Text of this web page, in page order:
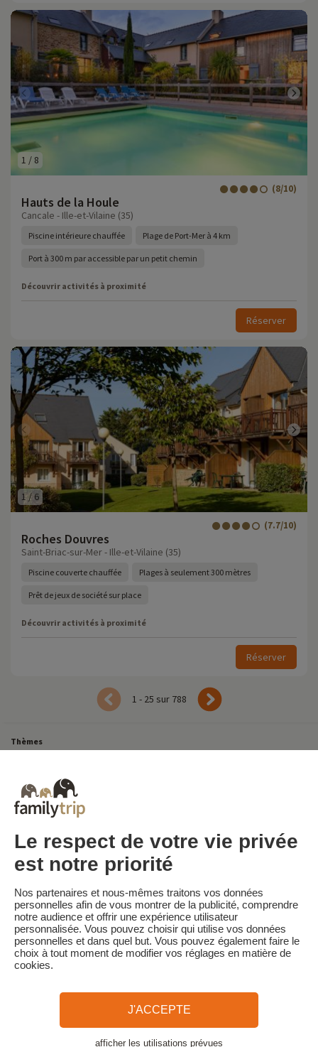
1 / 8
Hauts de la Houle
(8/10)
Cancale - Ille-et-Vilaine (35)
Piscine intérieure chauffée Plage de Port-Mer à 4 km
Port à 300 m par accessible par un petit chemin
Découvrir activités à proximité
Réserver
1/ 6
Roches Douvres
(7.7/10)
Saint-Briac-sur-Mer - Ille-et-Vilaine (35)
Piscine couverte chauffée Plages à seulement 300 mètres
Prêt de jeux de société sur place
Découvrir activités à proximité
Réserver
1 - 25 sur 788
Thèmes
Court séjour de dernière minute
Court séjour Insolite
Destinations
Vacances au Ski en France
Familytrip
Qui sommes-nous?
CGV et Charte de Confidentialité
La Presse parle de nous
Partenaires FAQ Blog Plan du site
Paiement sécurisé Réalisé par Sooyoos
Besoin d’aide ? 09 72 26 99 33
Le respect de votre vie privée
est notre priorité
Nos partenaires et nous-mêmes traitons vos données
personnelles afin de vous montrer de la publicité, comprendre
notre audience et offrir une expérience utilisateur
personnalisée. Vous pouvez choisir qui utilise vos données
personnelles et dans quel but. Vous pouvez également faire le
choix à tout moment de modifier vos réglages en matière de
cookies.
J'ACCEPTE
afficher les utilisations prévues